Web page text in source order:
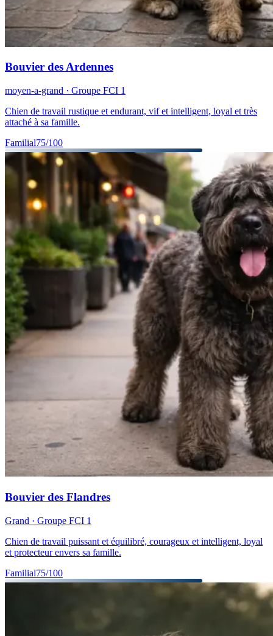
Bouvier des Ardennes
moyen-a-grand · Groupe FCI 1
Chien de travail rustique et endurant, vif et intelligent, loyal et très
attaché à sa famille.
Familial75/100
Bouvier des Flandres
Grand · Groupe FCI 1
Chien de travail puissant et équilibré, courageux et intelligent, loyal
et protecteur envers sa famille.
Familial75/100